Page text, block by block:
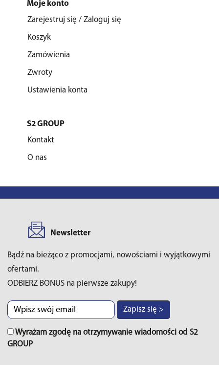
Moje konto
Zarejestruj się / Zaloguj się
Koszyk
Zamówienia
Zwroty
Ustawienia konta
S2 GROUP
Kontakt
O nas
Newsletter
Bądź na bieżąco z promocjami, nowościami i wyjątkowymi
ofertami.
ODBIERZ BONUS na pierwsze zakupy!
Zapisz się >
Wyrażam zgodę na otrzymywanie wiadomości od S2
GROUP